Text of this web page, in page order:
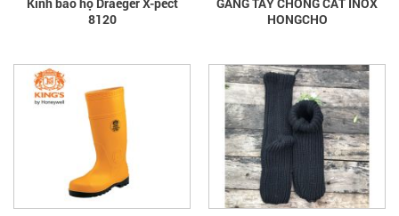
8120
HONGCHO